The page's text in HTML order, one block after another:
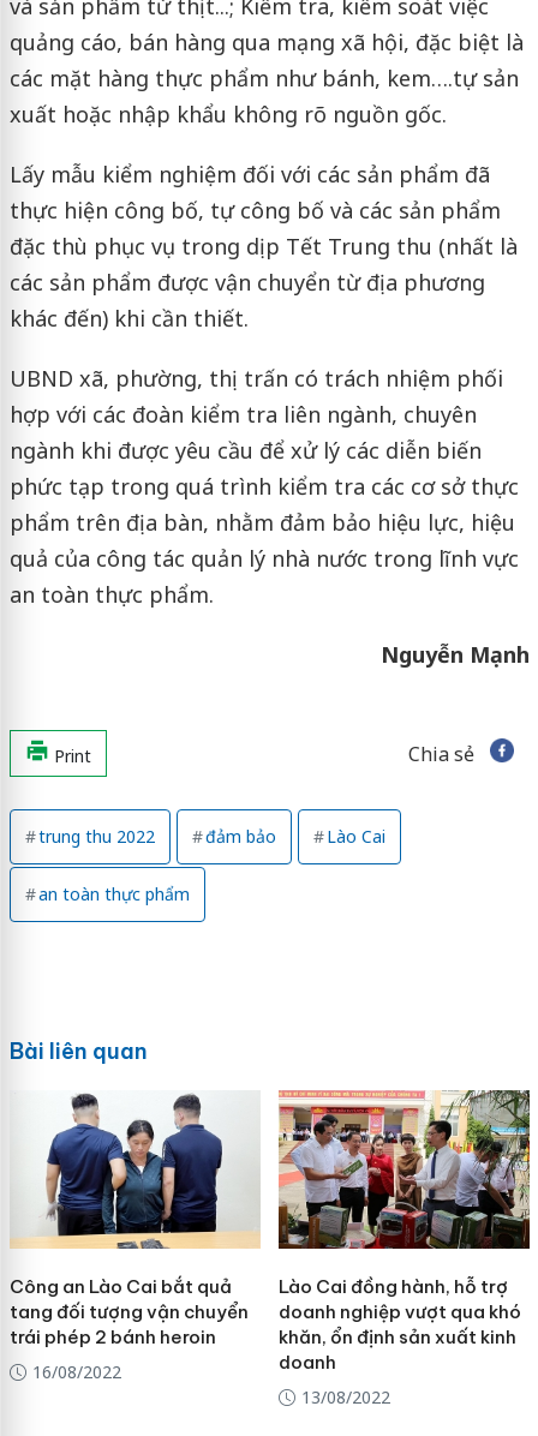
quảng cáo, bán hàng qua mạng xã hội, đặc biệt là
các mặt hàng thực phẩm như bánh, kem….tự sản
xuất hoặc nhập khẩu không rõ nguồn gốc.
Lấy mẫu kiểm nghiệm đối với các sản phẩm đã
thực hiện công bố, tự công bố và các sản phẩm
đặc thù phục vụ trong dịp Tết Trung thu (nhất là
các sản phẩm được vận chuyển từ địa phương
khác đến) khi cần thiết.
UBND xã, phường, thị trấn có trách nhiệm phối
hợp với các đoàn kiểm tra liên ngành, chuyên
ngành khi được yêu cầu để xử lý các diễn biến
phức tạp trong quá trình kiểm tra các cơ sở thực
phẩm trên địa bàn, nhằm đảm bảo hiệu lực, hiệu
quả của công tác quản lý nhà nước trong lĩnh vực
an toàn thực phẩm.
Nguyễn Mạnh
Print Chia sẻ
trung thu 2022 đảm bảo Lào Cai
an toàn thực phẩm
Bài liên quan
Công an Lào Cai bắt quả
tang đối tượng vận chuyển
trái phép 2 bánh heroin
16/08/2022
Lào Cai đồng hành, hỗ trợ
doanh nghiệp vượt qua khó
khăn, ổn định sản xuất kinh
doanh
13/08/2022